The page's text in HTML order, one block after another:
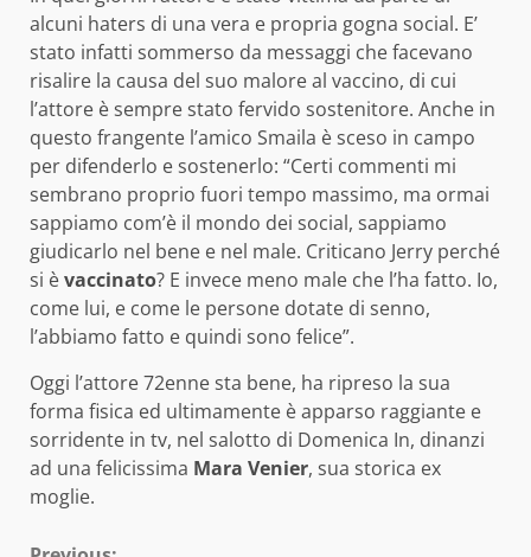
alcuni haters di una vera e propria gogna social. E’
stato infatti sommerso da messaggi che facevano
risalire la causa del suo malore al vaccino, di cui
l’attore è sempre stato fervido sostenitore. Anche in
questo frangente l’amico Smaila è sceso in campo
per difenderlo e sostenerlo: “Certi commenti mi
sembrano proprio fuori tempo massimo, ma ormai
sappiamo com’è il mondo dei social, sappiamo
giudicarlo nel bene e nel male. Criticano Jerry perché
si èvaccinato? E invece meno male che l’ha fatto. Io,
come lui, e come le persone dotate di senno,
l’abbiamo fatto e quindi sono felice”.
Oggi l’attore 72enne sta bene, ha ripreso la sua
forma fisica ed ultimamente è apparso raggiante e
sorridente in tv, nel salotto di Domenica In, dinanzi
ad una felicissima Mara Venier, sua storica ex
moglie.